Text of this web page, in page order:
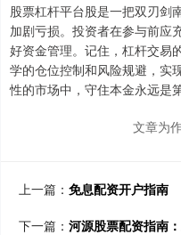
股票杠杆平台股是一把双刃剑
加剧亏损。投资者在参与前应
好资金管理。记住，杠杆交易
学的仓位控制和风险规避，实
性的市场中，守住本金永远是
文章为
上一篇： 免息配资开户指南
下一篇： 河源股票配资指南